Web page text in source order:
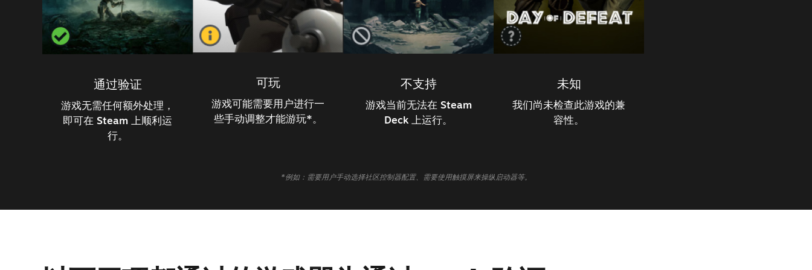
通过验证
游戏无需任何额外处理，
即可在 Steam 上顺利运
行。
可玩
游戏可能需要用户进行一
些手动调整才能游玩*。
不支持
游戏当前无法在 Steam
Deck 上运行。
未知
我们尚未检查此游戏的兼
容性。
*例如：需要用户手动选择社区控制器配置、需要使用触摸屏来操纵启动器等。